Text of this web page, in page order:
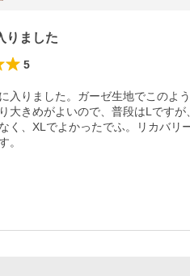
りました
5
入りました。ガーゼ生地でこのよ
大きめがよいので、普段はLです
く、XLでよかったでふ。リカバ
。